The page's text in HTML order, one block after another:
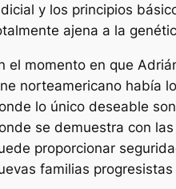
y los principios
ajena a la
el momento en que
norteamericano había
lo único deseable
se demuestra con
proporcionar
familias